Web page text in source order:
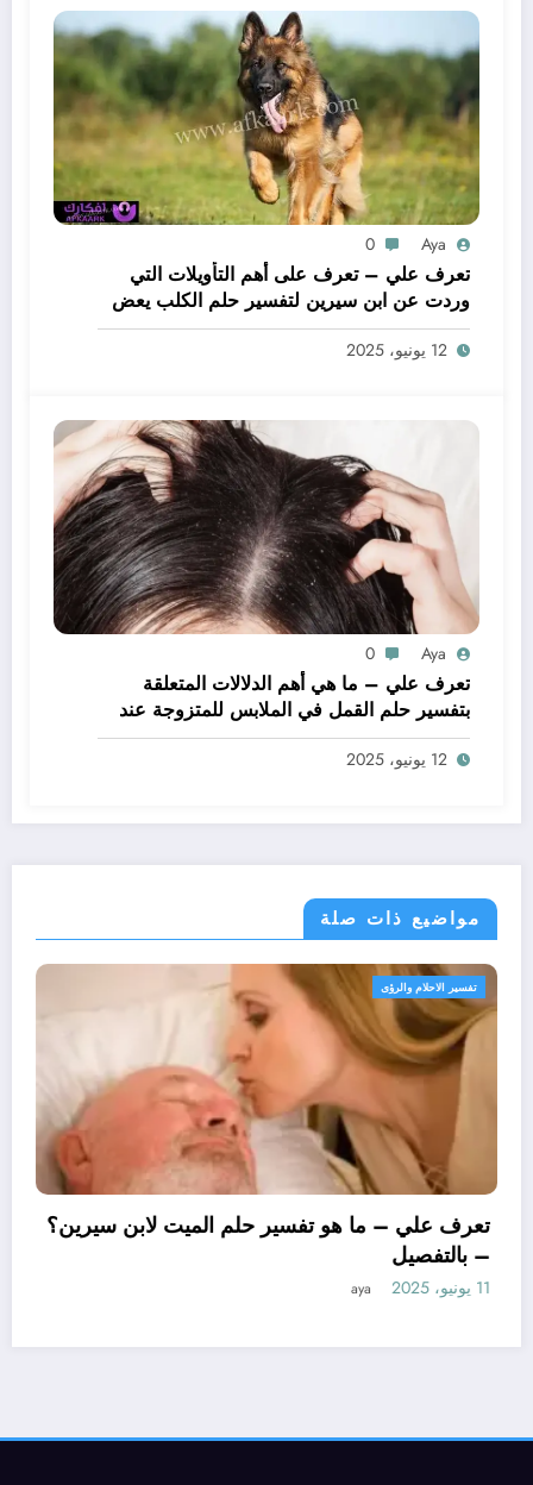
Aya
0
تعرف علي – تعرف على أهم التأويلات التي
وردت عن ابن سيرين لتفسير حلم الكلب يعض
يدي – بالتفصيل
12 يونيو، 2025
Aya
0
تعرف علي – ما هي أهم الدلالات المتعلقة
بتفسير حلم القمل في الملابس للمتزوجة عند
ابن سيرين؟ – بالتفصيل
12 يونيو، 2025
مواضيع ذات صلة
تعرف علي –
هو تأويل ابن سيرين لتفسير حلم